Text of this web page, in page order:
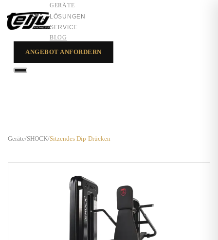
GERÄTE
LÖSUNGEN
SERVICE
BLOG
ANGEBOT ANFORDERN
Geräte/SHOCK/Sitzendes Dip-Drücken